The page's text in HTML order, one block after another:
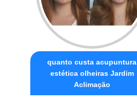
quanto custa acupuntura
estética olheiras Jardim
Aclimação